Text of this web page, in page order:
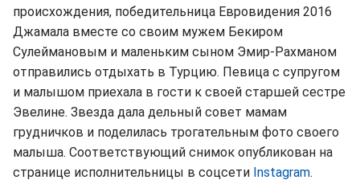
происхождения, победительница Евровидения 2016
Джамала вместе со своим мужем Бекиром
Сулеймановым и маленьким сыном Эмир-Рахманом
отправились отдыхать в Турцию. Певица с супругом
и малышом приехала в гости к своей старшей сестре
Эвелине. Звезда дала дельный совет мамам
грудничков и поделилась трогательным фото своего
малыша. Соответствующий снимок опубликован на
странице исполнительницы в соцсети Instagram.